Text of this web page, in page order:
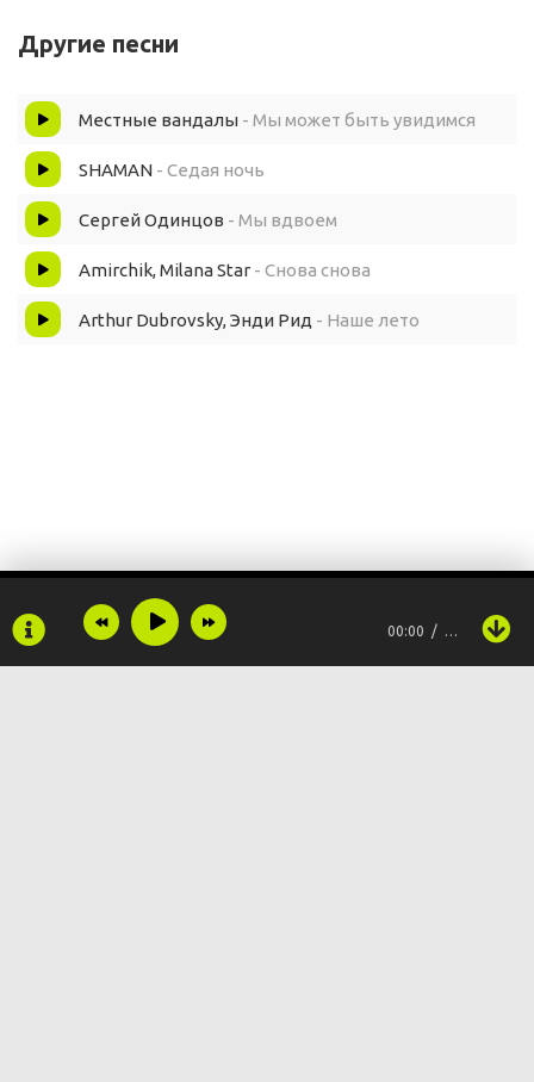
Опять с тобой снова случилось что-то
А может, ты не та
А может, я не тот
Я новой суке ищу любовь
Другие песни
Местные вандалы - Мы может быть увидимся
SHAMAN - Седая ночь
Сергей Одинцов - Мы вдвоем
Amirchik, Milana Star - Снова снова
Arthur Dubrovsky, Энди Рид - Наше лето
00:00